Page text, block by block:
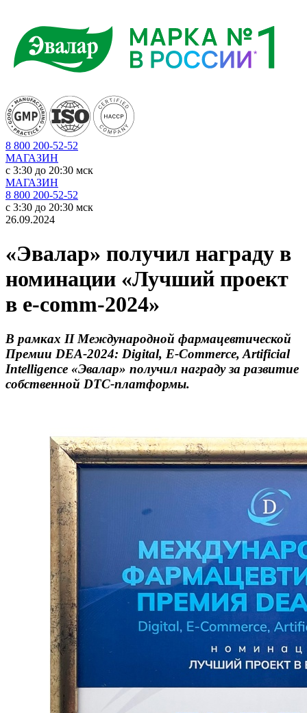
8 800 200-52-52
МАГАЗИН
c 3:30 до 20:30 мск
МАГАЗИН
8 800 200-52-52
c 3:30 до 20:30 мск
26.09.2024
«Эвалар» получил награду в
номинации «Лучший проект
в e-comm-2024»
В рамках II Международной фармацевтической
Премии DEA-2024: Digital, E‑Commerce, Artificial
Intelligence «Эвалар» получил награду за развитие
собственной DTC‑платформы.